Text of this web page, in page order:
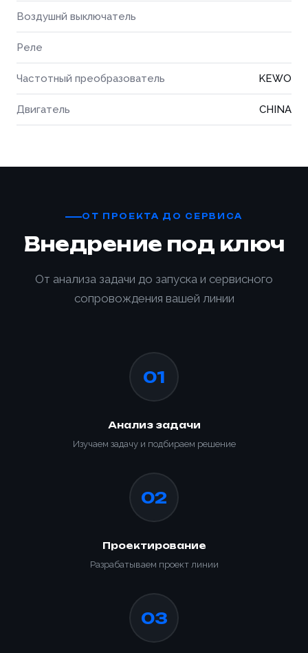
Воздушнй выключатель
Реле
Частотный преобразователь KEWO
Двигатель CHINA
ОТ ПРОЕКТА ДО СЕРВИСА
Внедрение под ключ
От анализа задачи до запуска и сервисного
сопровождения вашей линии
01
Анализ задачи
Изучаем задачу и подбираем решение
02
Проектирование
Разрабатываем проект линии
03
Ваше имя *